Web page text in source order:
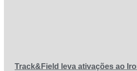
Track&Field leva ativações ao